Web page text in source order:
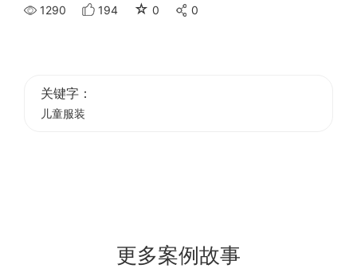
1290 194 ☆ 0 0
关键字：
儿童服装
更多案例故事